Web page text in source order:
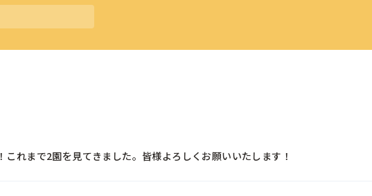
れまで2園を見てきました。皆様よろしくお願いいたします！